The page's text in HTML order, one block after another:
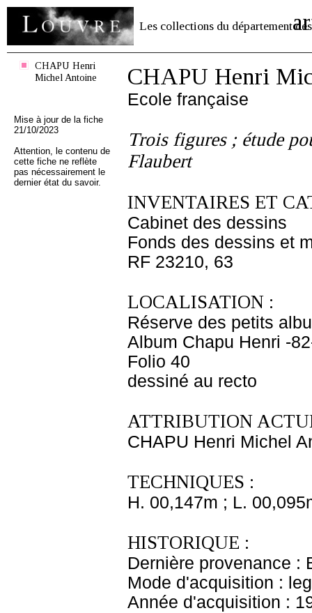
Les collections du département des
CHAPU Henri
Michel Antoine
Mise à jour de la fiche
21/10/2023
Attention, le contenu de
cette fiche ne reflète
pas nécessairement le
dernier état du savoir.
CHAPU Henri
Ecole française
Trois figures ; étude
Flaubert
INVENTAIRES ET
Cabinet des dessins
Fonds des dessins et
RF 23210, 63
LOCALISATION :
Réserve des petits
Album Chapu Henri -
Folio 40
dessiné au recto
ATTRIBUTION
CHAPU Henri Michel
TECHNIQUES :
H. 00,147m ; L.
HISTORIQUE :
Dernière provenance :
Mode d'acquisition :
Année d'acquisition :